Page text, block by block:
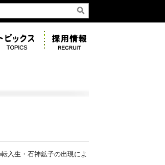
入生・石神鉱子の出現によ